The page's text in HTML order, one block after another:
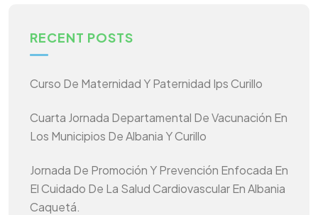
RECENT POSTS
Curso De Maternidad Y Paternidad Ips Curillo
Cuarta Jornada Departamental De Vacunación En
Los Municipios De Albania Y Curillo
Jornada De Promoción Y Prevención Enfocada En
El Cuidado De La Salud Cardiovascular En Albania
Caquetá.